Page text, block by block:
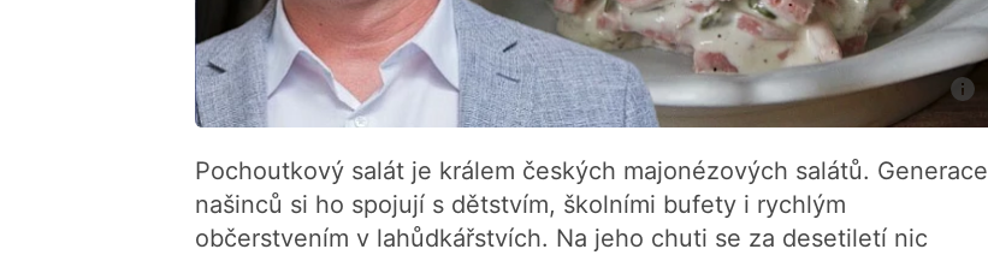
Pochoutkový salát je králem českých majonézových salátů. Generace
našinců si ho spojují s dětstvím, školními bufety i rychlým
občerstvením v lahůdkářstvích. Na jeho chuti se za desetiletí nic